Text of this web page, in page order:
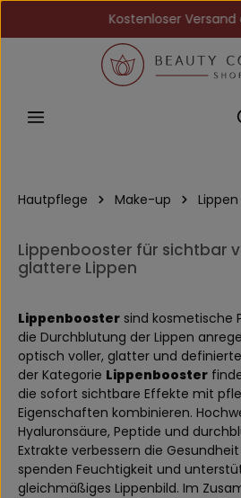
Zum Hauptinhalt springen
Kostenloser
Hautpflege Make-up Lippen
Lippenbooster für sichtbar
glattere Lippen
Lippenbooster sind kosmetische
die Durchblutung der Lippen
optisch voller, glatter und
der Kategorie Lippenbooster
die sofort sichtbare Effekte mit
Eigenschaften kombinieren.
Hyaluronsäure, Peptide und
Extrakte verbessern die
spenden Feuchtigkeit und
gleichmäßiges Lippenbild. Im